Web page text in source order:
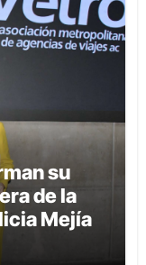
su
de la
Mejía